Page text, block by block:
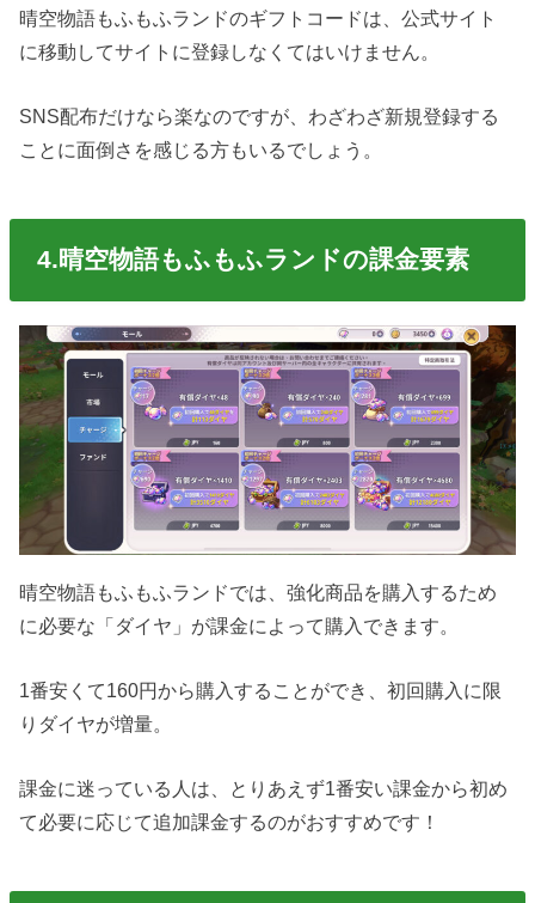
晴空物語もふもふランドのギフトコードは、公式サイト
に移動してサイトに登録しなくてはいけません。
SNS配布だけなら楽なのですが、わざわざ新規登録する
ことに面倒さを感じる方もいるでしょう。
4.晴空物語もふもふランドの課金要素
晴空物語もふもふランドでは、強化商品を購入するため
に必要な「ダイヤ」が課金によって購入できます。
1番安くて160円から購入することができ、初回購入に限
りダイヤが増量。
課金に迷っている人は、とりあえず1番安い課金から初め
て必要に応じて追加課金するのがおすすめです！